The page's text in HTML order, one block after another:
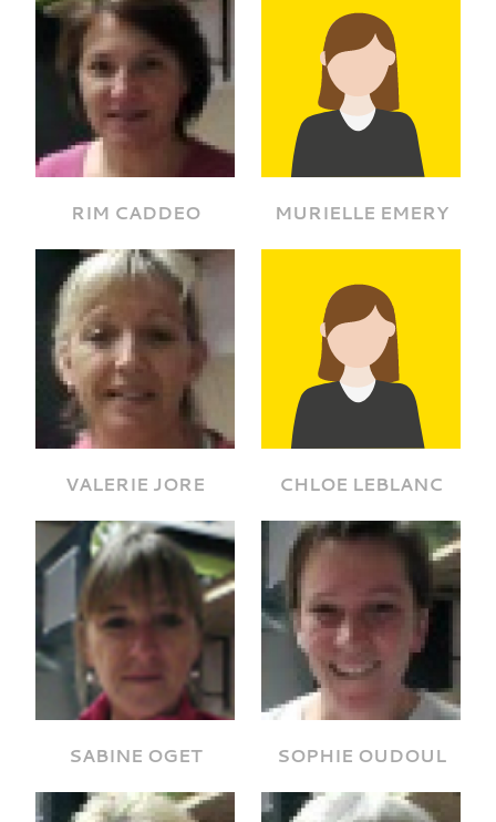
RIM CADDEO MURIELLE EMERY
VALERIE JORE CHLOE LEBLANC
SABINE OGET SOPHIE OUDOUL